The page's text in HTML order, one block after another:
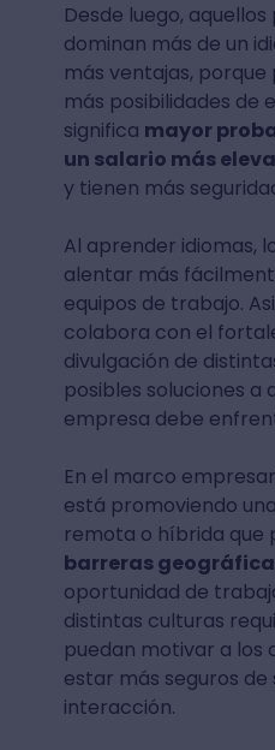
Desde luego,
dominan más de un
más ventajas,
más posibilidades de
significa mayor
un salario más
y tienen más
Al aprender idiomas,
alentar más
equipos de trabajo.
colabora con el
divulgación de
posibles soluciones a
empresa debe
En el marco
está promoviendo
remota o híbrida que
barreras
oportunidad de
distintas culturas
puedan motivar a los
estar más seguros
interacción.